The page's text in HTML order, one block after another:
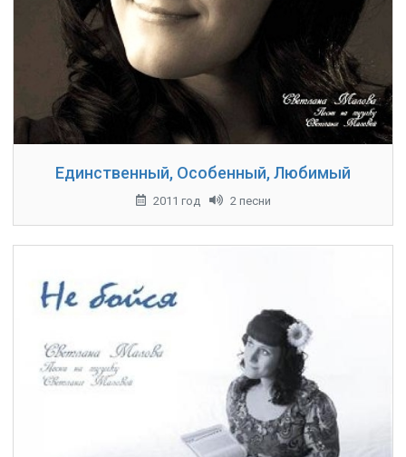
Единственный, Особенный, Любимый
2011 год 2 песни